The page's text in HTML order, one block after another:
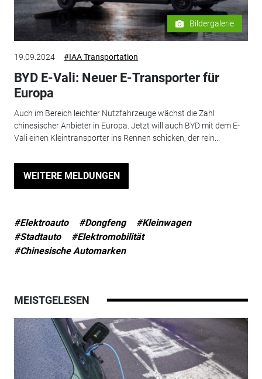
Bildergalerie
19.09.2024 #IAA Transportation
BYD E-Vali: Neuer E-Transporter für
Europa
Auch im Bereich leichter Nutzfahrzeuge wächst die Zahl
chinesischer Anbieter in Europa. Jetzt will auch BYD mit dem E-
Vali einen Kleintransporter ins Rennen schicken, der rein...
WEITERE MELDUNGEN
#Elektroauto #Dongfeng
#Kleinwagen
#Stadtauto
#Elektromobilität
#Chinesische Automarken
MEISTGELESEN